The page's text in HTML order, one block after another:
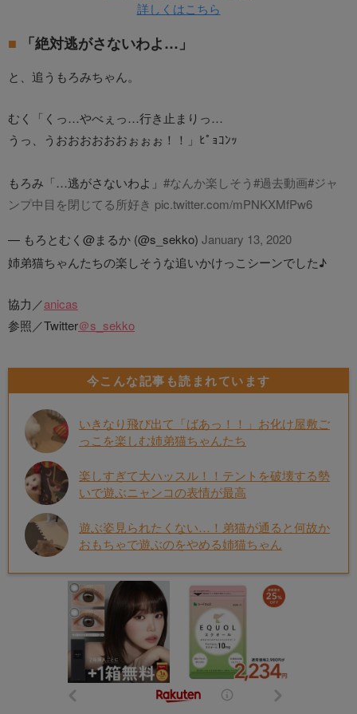
詳しくはこちら
「絶対逃がさないわよ…」
と、追うもろみちゃん。
むく「くっ…やべぇっ…行き止まりっ…
うっ、うおおおおおおぉぉぉ！！」ﾋﾟｮｺﾝｯ
もろみ「…逃がさないわよ」 #なんか楽しそう#過去動画#ジャ
ンプ中目を閉じてる所好き pic.twitter.com/mPNKXMfPw6
— もろとむく@まるか (@s_sekko) January 13, 2020
姉弟猫ちゃんたちの楽しそうな追いかけっこシーンでした♪
協力／anicas
参照／Twitter＠s_sekko
今こんな記事も読まれています
いきなり飛び出て「ばあっ！！」お化け屋敷ご
っこを楽しむ姉弟猫ちゃんたち
楽しすぎて大ハッスル！！テントを破壊する勢
いで遊ぶニャンコの表情が最高
遊ぶ姿見られたくない…！弟猫が通ると何故か
おもちゃで遊ぶのをやめる姉猫ちゃん